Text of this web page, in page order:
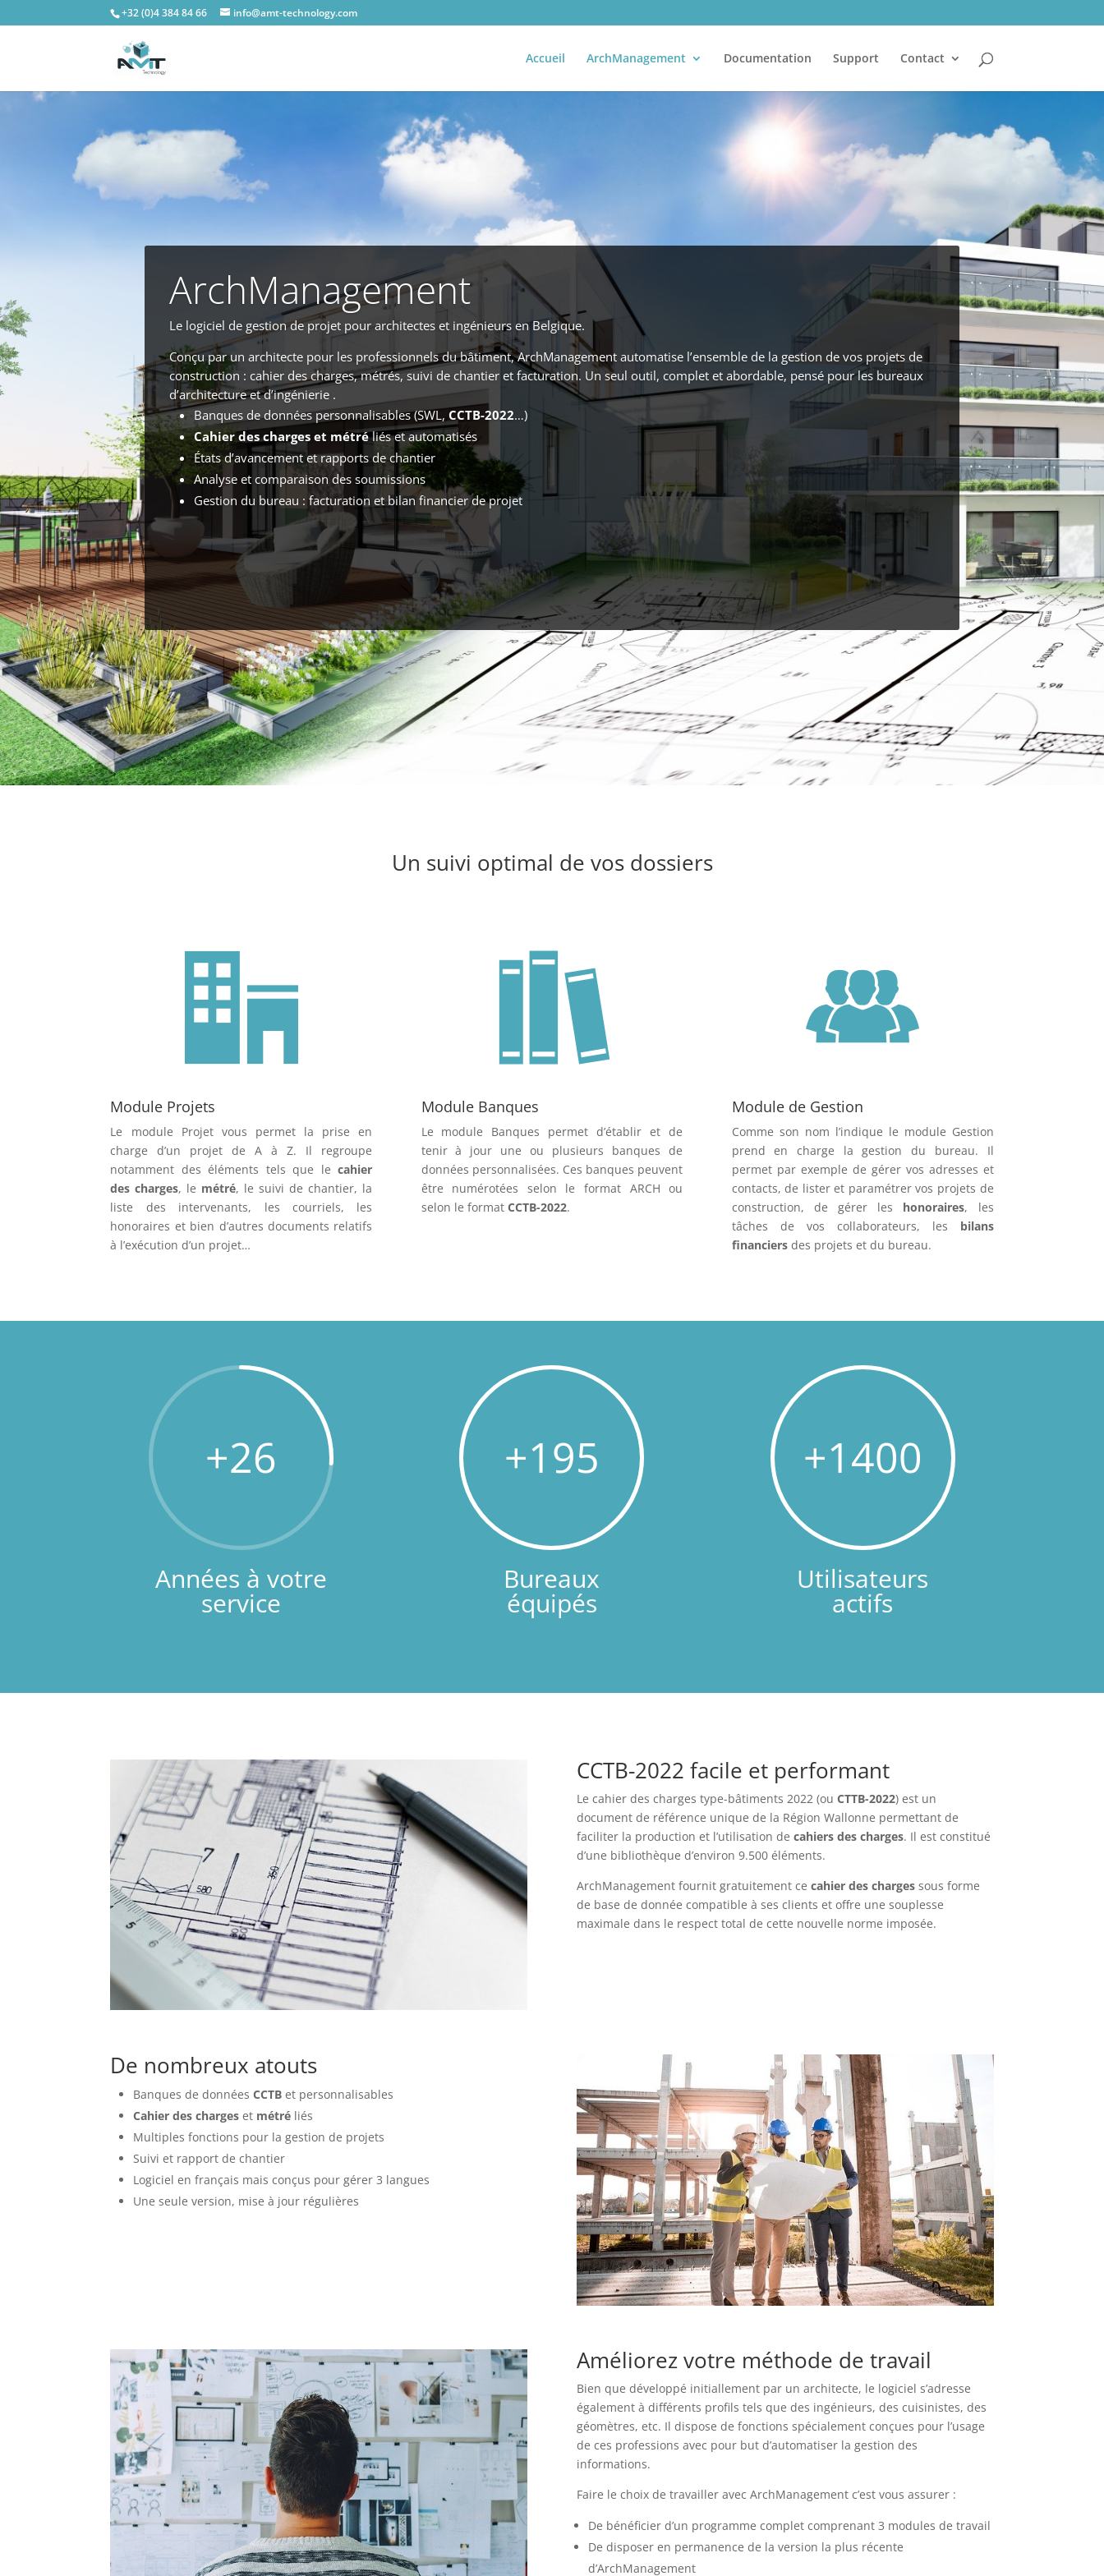
+32 (0)4 384 84 66 info@amt-technology.com
Accueil ArchManagement Documentation Support Contact
ArchManagement
Le logiciel de gestion de projet pour architectes et ingénieurs en Belgique.
Conçu par un architecte pour les professionnels du bâtiment, ArchManagement automatise l’ensemble de la gestion de vos projets de
construction : cahier des charges, métrés, suivi de chantier et facturation. Un seul outil, complet et abordable, pensé pour les bureaux
d’architecture et d’ingénierie .
Banques de données personnalisables (SWL, CCTB-2022…)
Cahier des charges et métréliés et automatisés
États d’avancement et rapports de chantier
Analyse et comparaison des soumissions
Gestion du bureau : facturation et bilan financier de projet
Un suivi optimal de vos dossiers
Module Projets
Le module Projet vous permet la prise en
charge d’un projet de A à Z. Il regroupe
notamment des éléments tels que lecahier
des charges, le métré, le suivi de chantier, la
liste des intervenants, les courriels, les
honoraires et bien d’autres documents relatifs
à l’exécution d’un projet…
Module Banques
Le module Banques permet d’établir et de
tenir à jour une ou plusieurs banques de
données personnalisées. Ces banques peuvent
être numérotées selon le format ARCH ou
selon le formatCCTB-2022.
Module de Gestion
Comme son nom l’indique le module Gestion
prend en charge la gestion du bureau. Il
permet par exemple de gérer vos adresses et
contacts, de lister et paramétrer vos projets de
construction, de gérer les honoraires, les
tâches de vos collaborateurs, les bilans
financiersdes projets et du bureau.
+26
Années à votre
service
+195
Bureaux
équipés
+1400
Utilisateurs
actifs
CCTB-2022 facile et performant
Le cahier des charges type-bâtiments 2022 (ou CTTB-2022) est un
document de référence unique de la Région Wallonne permettant de
faciliter la production et l’utilisation de cahiers des charges. Il est constitué
d’une bibliothèque d’environ 9.500 éléments.
ArchManagement fournit gratuitement ce cahier des chargessous forme
de base de donnée compatible à ses clients et offre une souplesse
maximale dans le respect total de cette nouvelle norme imposée.
De nombreux atouts
Banques de donnéesCCTB et personnalisables
Cahier des charges et métré liés
Multiples fonctions pour la gestion de projets
Suivi et rapport de chantier
Logiciel en français mais conçus pour gérer 3 langues
Une seule version, mise à jour régulières
Améliorez votre méthode de travail
Bien que développé initiallement par un architecte, le logiciel s’adresse
également à différents profils tels que des ingénieurs, des cuisinistes, des
géomètres, etc. Il dispose de fonctions spécialement conçues pour l’usage
de ces professions avec pour but d’automatiser la gestion des
informations.
Faire le choix de travailler avec ArchManagement c’est vous assurer :
De bénéficier d’un programme complet comprenant 3 modules de travail
De disposer en permanence de la version la plus récente
d’ArchManagement